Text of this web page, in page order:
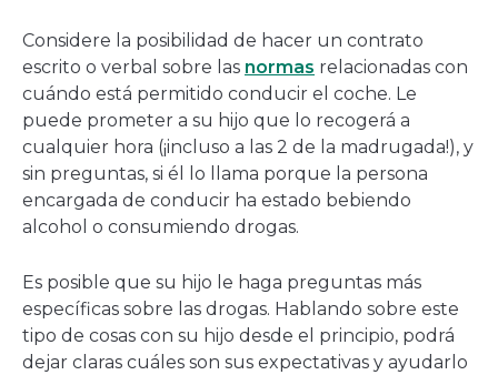
Considere la posibilidad de hacer un contrato
escrito o verbal sobre las normas relacionadas con
cuándo está permitido conducir el coche. Le
puede prometer a su hijo que lo recogerá a
cualquier hora (¡incluso a las 2 de la madrugada!), y
sin preguntas, si él lo llama porque la persona
encargada de conducir ha estado bebiendo
alcohol o consumiendo drogas.
Es posible que su hijo le haga preguntas más
específicas sobre las drogas. Hablando sobre este
tipo de cosas con su hijo desde el principio, podrá
dejar claras cuáles son sus expectativas y ayudarlo